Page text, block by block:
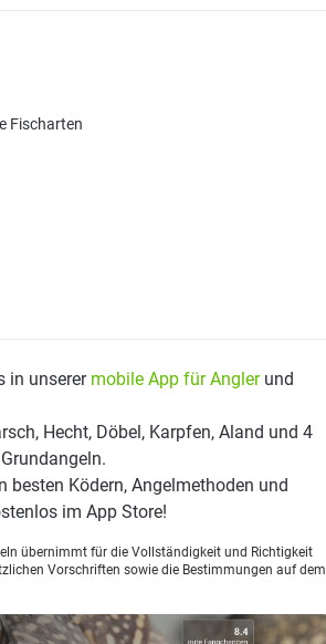
Fischarten
in unserer mobile App für Anglerund
Hecht, Döbel, Karpfen, Aland und 4
Ködern, Angelmethoden und
im App Store!
übernimmt für die Vollständigkeit und Richtigkeit
Vorschriften sowie die Bestimmungen auf dem